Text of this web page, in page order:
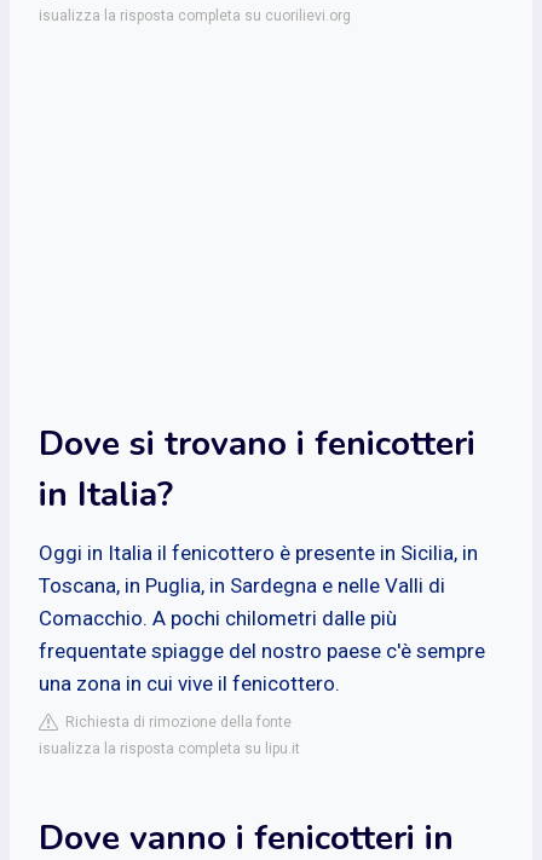
isualizza la risposta completa su cuorilievi.org
Dove si trovano i fenicotteri
in Italia?
Oggi in Italia il fenicottero è presente in Sicilia, in
Toscana, in Puglia, in Sardegna e nelle Valli di
Comacchio. A pochi chilometri dalle più
frequentate spiagge del nostro paese c'è sempre
una zona in cui vive il fenicottero.
Richiesta di rimozione della fonte
isualizza la risposta completa su lipu.it
Dove vanno i fenicotteri in